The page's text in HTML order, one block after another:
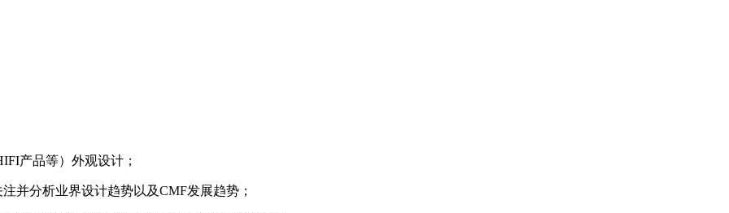
产品等）外观设计；
并分析业界设计趋势以及CMF发展趋势；